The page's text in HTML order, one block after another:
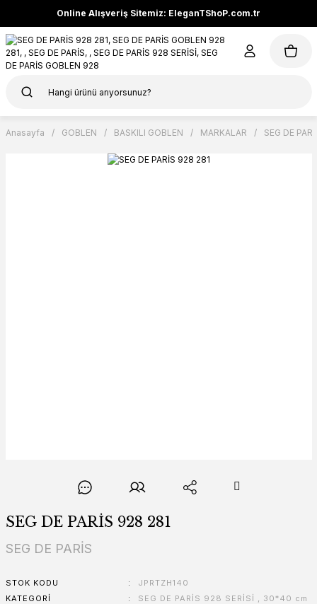
Online Alışveriş Sitemiz: EleganTShoP.com.tr
Anasayfa GOBLEN BASKILI GOBLEN MARKALAR SEG DE
SEG DE PARİS 928 281
SEG DE PARİS
STOK KODU
JPRTZH140
KATEGORI
SEG DE PARİS 928 SERİSİ , 30*40 cm